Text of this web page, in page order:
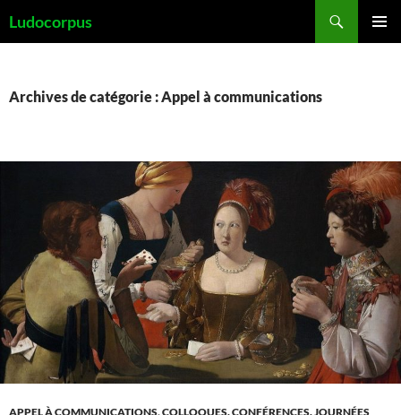
auLudocorpus
Archives de catégorie : Appel à communications
APPEL À COMMUNICATIONS,COLLOQUES, CONFÉRENCES, JOURNÉES